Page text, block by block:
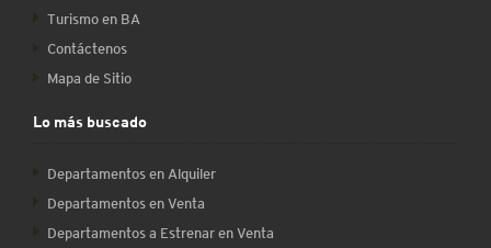
Turismo en BA
Contáctenos
Mapa de Sitio
Lo más buscado
Departamentos en Alquiler
Departamentos en Venta
Departamentos a Estrenar en Venta